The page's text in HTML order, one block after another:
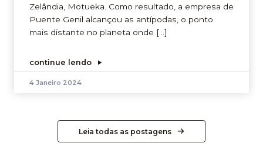
Zelândia, Motueka. Como resultado, a empresa de
Puente Genil alcançou as antípodas, o ponto
mais distante no planeta onde […]
continue lendo
4 Janeiro 2024
Leia todas as postagens